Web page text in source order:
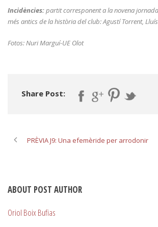
Incidències:partit corresponent a la novena
més antics de la història del club: Agustí Torrent,
Fotos: Nuri Marguí-UE Olot
Share Post:
PRÈVIA J9: Una efemèride per arrodonir
ABOUT POST AUTHOR
Oriol Boix Bufias